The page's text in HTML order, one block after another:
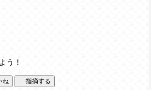
う！
ね 指摘する